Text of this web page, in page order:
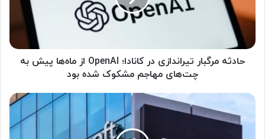
ر
ب
ی
ا
حادثه مرگبار تیراندازی در کانادا؛ OpenAI از ماه‌ها پیش به
چت‌های مهاجم مشکوک شده بود
م
ی